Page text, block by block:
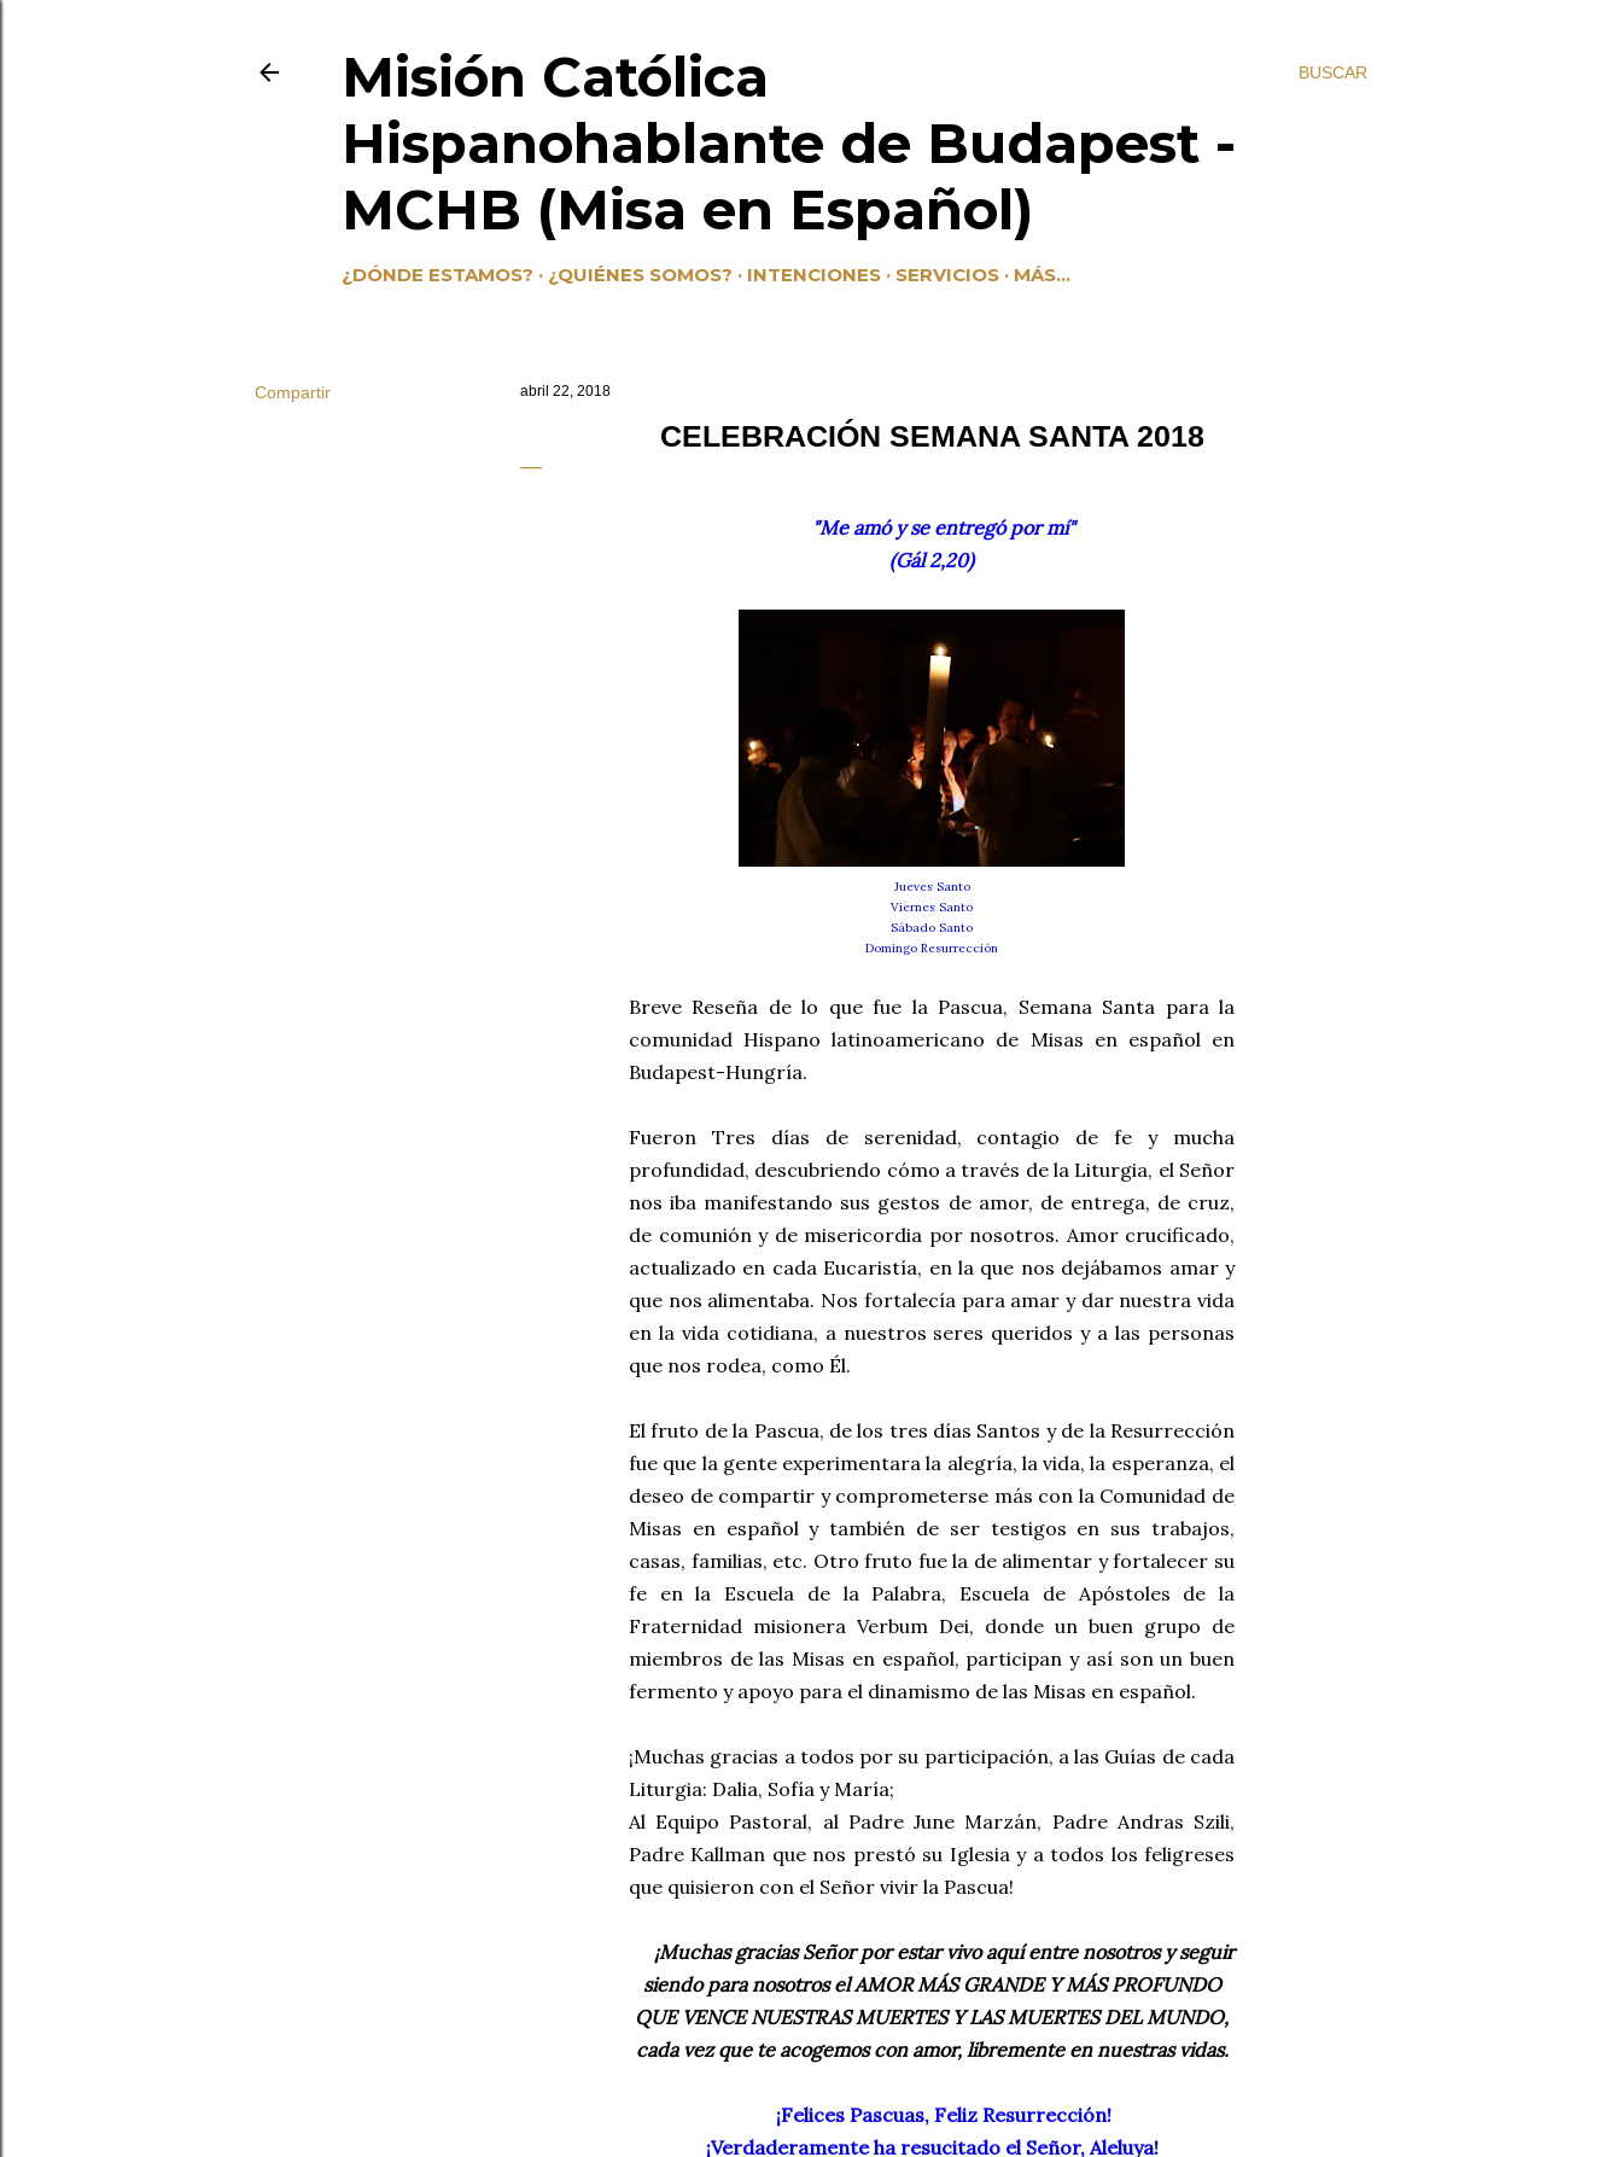
BUSCAR
Misión Católica
Hispanohablante de Budapest -
MCHB (Misa en Español)
¿DÓNDE ESTAMOS? ¿QUIÉNES SOMOS? INTENCIONES SERVICIOS MÁS…
Compartir abril 22, 2018
CELEBRACIÓN SEMANA SANTA 2018
"Me amó y se entregó por mí"
(Gál 2,20)
Jueves Santo
Viernes Santo
Sábado Santo
Domingo Resurrección
Breve Reseña de lo que fue la Pascua, Semana Santa para la
comunidad Hispano latinoamericano de Misas en español en
Budapest-Hungría.
Fueron Tres días de serenidad, contagio de fe y mucha
profundidad, descubriendo cómo a través de la Liturgia, el Señor
nos iba manifestando sus gestos de amor, de entrega, de cruz,
de comunión y de misericordia por nosotros. Amor crucificado,
actualizado en cada Eucaristía, en la que nos dejábamos amar y
que nos alimentaba. Nos fortalecía para amar y dar nuestra vida
en la vida cotidiana, a nuestros seres queridos y a las personas
que nos rodea, como Él.
El fruto de la Pascua, de los tres días Santos y de la Resurrección
fue que la gente experimentara la alegría, la vida, la esperanza, el
deseo de compartir y comprometerse más con la Comunidad de
Misas en español y también de ser testigos en sus trabajos,
casas, familias, etc. Otro fruto fue la de alimentar y fortalecer su
fe en la Escuela de la Palabra, Escuela de Apóstoles de la
Fraternidad misionera Verbum Dei, donde un buen grupo de
miembros de las Misas en español, participan y así son un buen
fermento y apoyo para el dinamismo de las Misas en español.
¡Muchas gracias a todos por su participación, a las Guías de cada
Liturgia: Dalia, Sofía y María;
Al Equipo Pastoral, al Padre June Marzán, Padre Andras Szili,
Padre Kallman que nos prestó su Iglesia y a todos los feligreses
que quisieron con el Señor vivir la Pascua!
¡Muchas gracias Señor por estar vivo aquí entre nosotros y seguir
siendo para nosotros el AMOR MÁS GRANDE Y MÁS PROFUNDO
QUE VENCE NUESTRAS MUERTES Y LAS MUERTES DEL MUNDO,
cada vez que te acogemos con amor, libremente en nuestras vidas.
¡Felices Pascuas, Feliz Resurrección!
¡Verdaderamente ha resucitado el Señor, Aleluya!